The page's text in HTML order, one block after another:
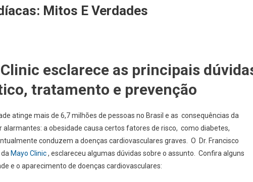
Mitos E Verdades
esclarece as principais
tratamento e prevenção
atinge mais de 6,7 milhões de pessoas no Brasil e as consequências da
a obesidade causa certos fatores de risco, como diabetes,
conduzem a doenças cardiovasculares graves. O Dr. Francisco
Mayo Clinic, esclareceu algumas dúvidas sobre o assunto. Confira alguns
e o aparecimento de doenças cardiovasculares: